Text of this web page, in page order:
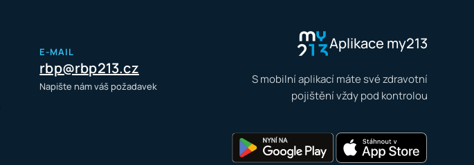
E-MAIL
rbp@rbp213.cz
Napište nám váš požadavek
Aplikace my213
S mobilní aplikací máte své zdravotní
pojištění vždy pod kontrolou